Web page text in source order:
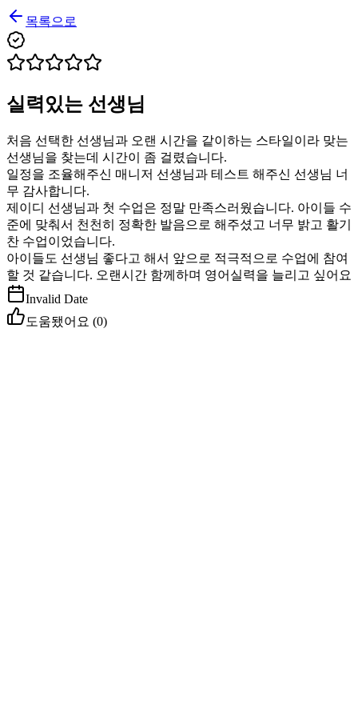
목록으로
실력있는 선생님
처음 선택한 선생님과 오랜 시간을 같이하는 스타일이라 맞는
선생님을 찾는데 시간이 좀 걸렸습니다.
일정을 조율해주신 매니저 선생님과 테스트 해주신 선생님 너
무 감사합니다.
제이디 선생님과 첫 수업은 정말 만족스러웠습니다. 아이들 수
준에 맞춰서 천천히 정확한 발음으로 해주셨고 너무 밝고 활기
찬 수업이었습니다.
아이들도 선생님 좋다고 해서 앞으로 적극적으로 수업에 참여
할 것 같습니다. 오랜시간 함께하며 영어실력을 늘리고 싶어요
Invalid Date
도움됐어요 (0)